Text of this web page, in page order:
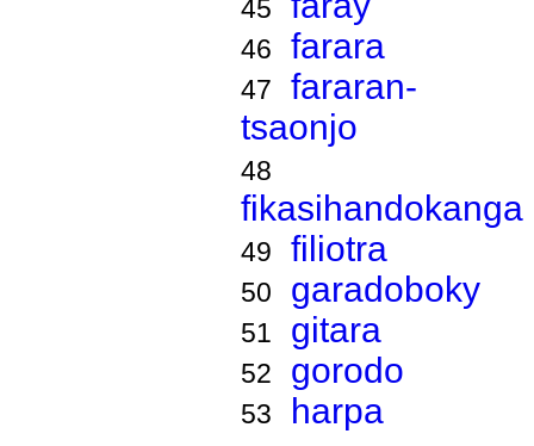
45
46 farara
47
fararan-
tsaonjo
48
fikasihandokanga
49 filiotra
50 garadoboky
51 gitara
52 gorodo
53 harpa